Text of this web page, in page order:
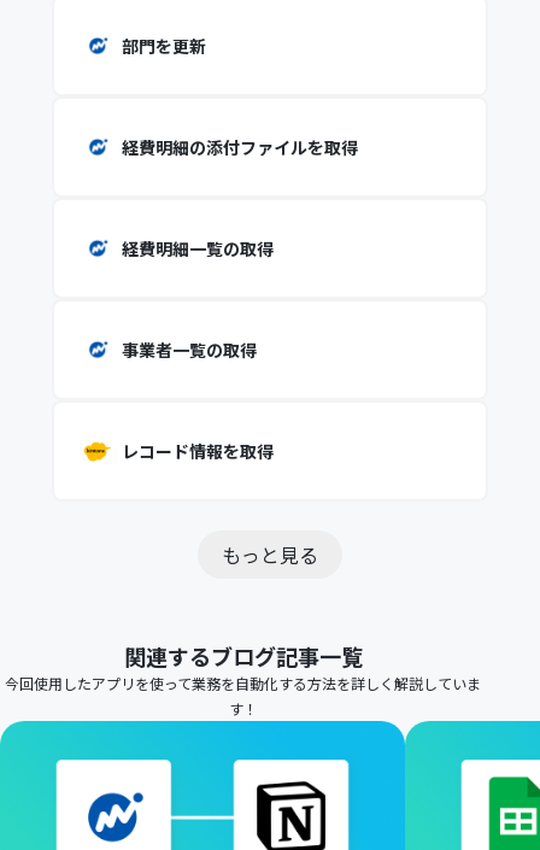
部門を更新
経費明細の添付ファイルを取得
経費明細一覧の取得
事業者一覧の取得
レコード情報を取得
もっと見る
関連するブログ記事一覧
今回使用したアプリを使って業務を自動化する方法を詳しく解説していま
す！